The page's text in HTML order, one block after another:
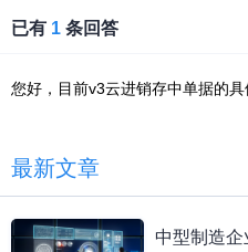
已有 1 条回答
您好，目前v3云进销存中单据的具
最新文章
中型制造